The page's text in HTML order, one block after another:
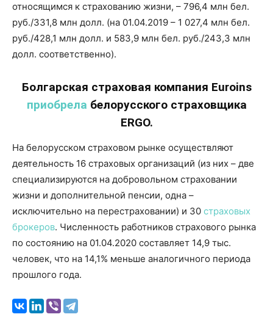
относящимся к страхованию жизни, – 796,4 млн бел.
руб./331,8 млн долл. (на 01.04.2019 – 1 027,4 млн бел.
руб./428,1 млн долл. и 583,9 млн бел. руб./243,3 млн
долл. соответственно).
Болгарская страховая компания Euroins
приобрела белорусского страховщика
ERGO.
На белорусском страховом рынке осуществляют
деятельность 16 страховых организаций (из них – две
специализируются на добровольном страховании
жизни и дополнительной пенсии, одна –
исключительно на перестраховании) и 30 страховых
брокеров. Численность работников страхового рынка
по состоянию на 01.04.2020 составляет 14,9 тыс.
человек, что на 14,1% меньше аналогичного периода
прошлого года.